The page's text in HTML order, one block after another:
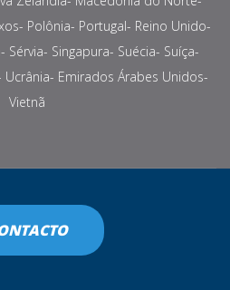
Polônia- Portugal- Reino Unido-
Sérvia- Singapura- Suécia- Suíça-
Ucrânia- Emirados Árabes Unidos-
Vietnã